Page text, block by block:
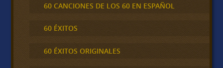
60 CANCIONES DE LOS 60 EN ESPAÑOL
60 ÉXITOS
60 ÉXITOS ORIGINALES